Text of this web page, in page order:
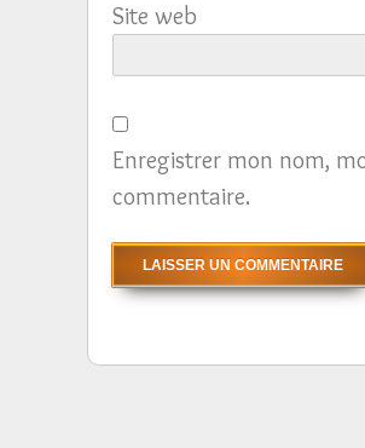
Site web
Enregistrer mon nom,
commentaire.